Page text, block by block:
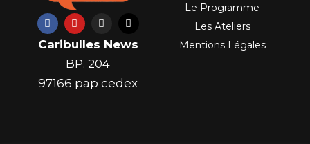
F
a
e
o
k
Y
o
u
t
u
b
e
I
n
s
a
g
r
a
X
-
w
t
e
Caribulles News
BP. 204
97166 pap cedex
Le Programme
Les Ateliers
Mentions Légales